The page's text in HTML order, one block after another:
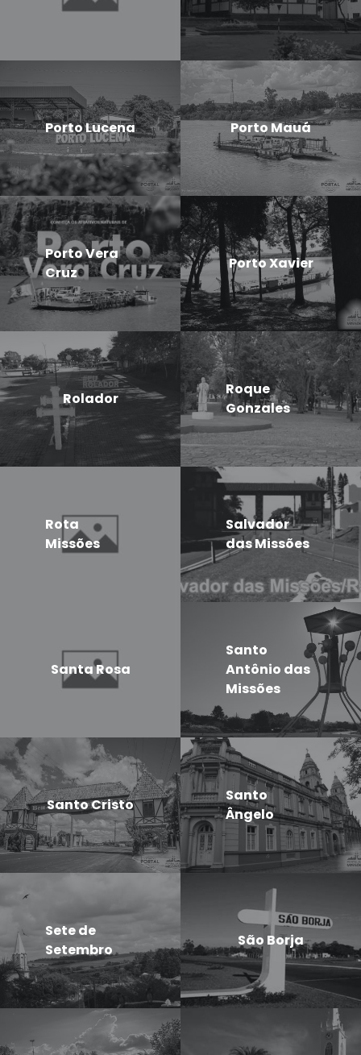
Porto Lucena Porto Mauá
Porto Vera
Cruz
Porto Xavier
Rolador
Roque
Gonzales
Rota
Missões
Salvador
das Missões
Santa Rosa
Santo
Antônio das
Missões
Santo Cristo
Santo
Ângelo
Sete de
Setembro
São Borja